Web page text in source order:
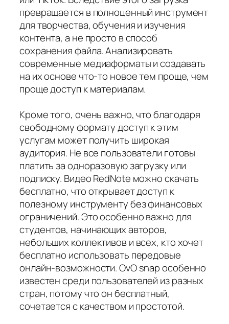
превращается в полноценный инструмент
для творчества, обучения и изучения
контента, а не просто в способ
сохранения файла. Анализировать
современные медиаформаты и создавать
на их основе что-то новое тем проще, чем
проще доступ к материалам.
Кроме того, очень важно, что благодаря
свободному формату доступ к этим
услугам может получить широкая
аудитория. Не все пользователи готовы
платить за одноразовую загрузку или
подписку. Видео RedNote можно скачать
бесплатно, что открывает доступ к
полезному инструменту без финансовых
ограничений. Это особенно важно для
студентов, начинающих авторов,
небольших коллективов и всех, кто хочет
бесплатно использовать передовые
онлайн-возможности. OvO snap особенно
известен среди пользователей из разных
стран, потому что он бесплатный,
сочетается с качеством и простотой.